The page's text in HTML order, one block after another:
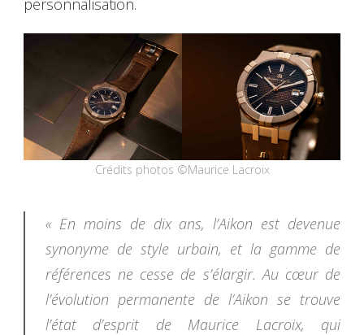
personnalisation.
Crédits photos ©Maurice Lacroix
« En moins de dix ans, l’Aikon est devenue
synonyme de style urbain, et la gamme de
références ne cesse de s’élargir. Au cœur de
l’évolution permanente de l’Aikon se trouve
l’état d’esprit de Maurice Lacroix, qui